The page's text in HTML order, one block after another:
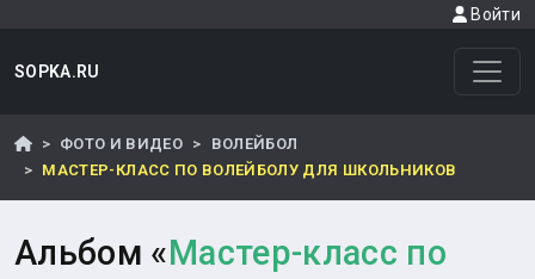
Войти
SOPKA.RU
ФОТО И ВИДЕО
ВОЛЕЙБОЛ
МАСТЕР-КЛАСС ПО ВОЛЕЙБОЛУ ДЛЯ ШКОЛЬНИКОВ
Альбом «Мастер-класс по